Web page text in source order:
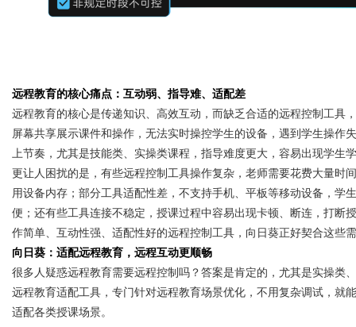
ar
远程教育的核心痛点：互动弱、指导难、适配差
远程教育的核心是传递知识、高效互动，而缺乏合适的远程控制工具
屏幕共享展示课件和操作，无法实时操控学生的设备，遇到学生操作
上节奏，尤其是技能类、实操类课程，指导难度更大，容易出现学生
更让人困扰的是，有些远程控制工具操作复杂，老师需要花费大量时
用设备内存；部分工具适配性差，不支持手机、平板等移动设备，学
便；还有些工具连接不稳定，授课过程中容易出现卡顿、断连，打断
作简单、互动性强、适配性好的远程控制工具，向日葵正好契合这些
向日葵：适配远程教育，远程互动更顺畅
很多人疑惑远程教育需要远程控制吗？答案是肯定的，尤其是实操类
远程教育适配工具，专门针对远程教育场景优化，不用复杂调试，就
适配各类授课场景。